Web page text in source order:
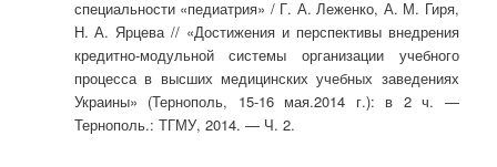
специальности «педиатрия» / Г. А. Леженко, А. М. Гиря,
Н. А. Ярцева // «Достижения и перспективы внедрения
кредитно-модульной системы организации учебного
процесса в высших медицинских учебных заведениях
Украины» (Тернополь, 15-16 мая.2014 г.): в 2 ч. —
Тернополь.: ТГМУ, 2014. — Ч. 2.